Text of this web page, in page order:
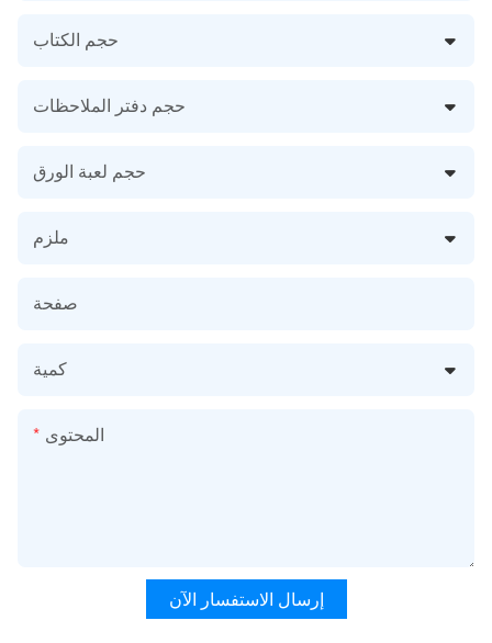
حجم الكتاب
حجم دفتر الملاحظات
حجم لعبة الورق
ملزم
صفحة
كمية
المحتوى
إرسال الاستفسار الآن